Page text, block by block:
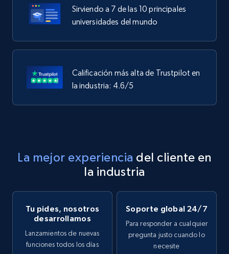
Sirviendo a 7 de las 10 principales
universidades del mundo
Calificación más alta de Trustpilot en
la industria: 4.6/5
La mejor experiencia del cliente en
la industria
Tu pides, nosotros
desarrollamos
Lanzamientos de nuevas
funciones todos los días
Soporte global 24/7
Para responder a cualquier
pregunta justo cuando lo
necesite